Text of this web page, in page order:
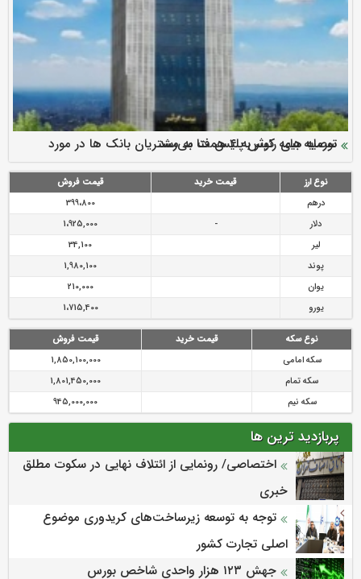
ارزش سهام عدالت بالا رفت
سرمایه بیمه کوثر به ۴ همت می‌رسد
نود ثانیه با فولاد سنگان
تقدیر دبیرکل سندیکای بیمه گران ایران از اقدامات مدیرعامل بیمه
رازی
توصیه های رئیس پلیس فتا به مشتریان بانک ها در مورد
پیشگیری از سرقت های مجازی
نوع ارز قیمت خرید
قیمت فروش
درهم
399،800
دلار
-
1،925,000
لیر
34,100
پوند
1,980,100
یوان
210,000
یورو
1،715,400
نوع سکه قیمت خرید
قیمت فروش
سکه امامی
1,850,100,000
سکه تمام
1,801,450,000
سکه نیم
945,000,000
پربازدید ترین ها
اختصاصی/ رونمایی از ائتلاف‌ نهایی در سکوت مطلق
خبری
توجه به توسعه زیرساخت‌های کریدوری موضوع
اصلی تجارت کشور
جهش ۱۲۳ هزار واحدی شاخص بورس